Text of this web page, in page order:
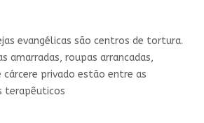
evangélicas são centros de tortura.
amarradas, roupas arrancadas,
cárcere privado estão entre as
terapêuticos